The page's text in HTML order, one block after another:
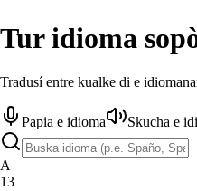
Tur idioma
Tradusí entre kualke di e
Papia e idioma Skucha e
A
13